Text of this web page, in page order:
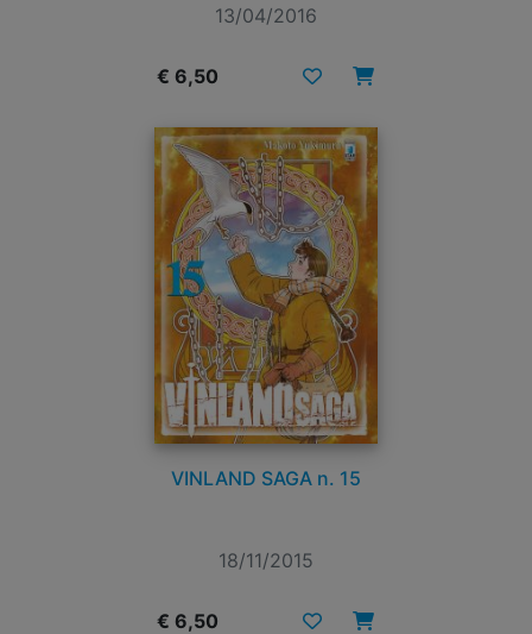
13/04/2016
€ 6,50
VINLAND SAGA n. 15
18/11/2015
€ 6,50